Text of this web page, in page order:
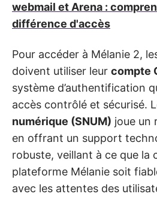
webmail et Arena :
différence d'accès
Pour accéder à Mélanie 2,
doivent utiliser leur compte
système d’authentification
accès contrôlé et sécurisé.
numérique (SNUM) joue un
en offrant un support
robuste, veillant à ce que la
plateforme Mélanie soit
avec les attentes des